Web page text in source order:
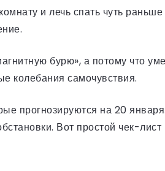
и лечь спать чуть
бурю», а потому что
колебания самочувствия.
прогнозируются на 20
Вот простой чек-лист